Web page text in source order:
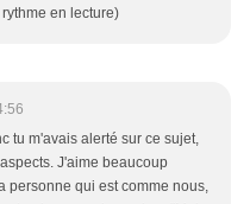
en lecture)
tu m'avais alerté sur ce sujet,
J'aime beaucoup
personne qui est comme nous,